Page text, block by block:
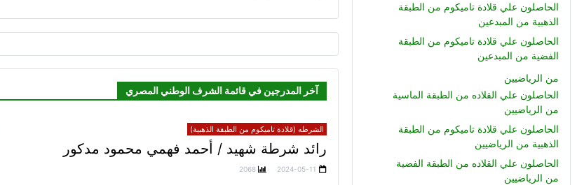
الحاصلون علي قلادة تاميكوم من الطبقة
الذهبية من المبدعين
الحاصلون علي قلادة تاميكوم من الطبقة
الفضية من المبدعين
من الرياضيين
الحاصلون علي القلاده من الطبقة الماسية
من الرياضيين
الحاصلون علي قلادة تاميكوم من الطبقة
الذهبية من الرياضيين
الحاصلون علي القلاده من الطبقة الفضية
من الرياضيين
آخر المدرجين في قائمة الشرف الوطني المصري
الشرطه (قلادة تاميكوم من الطبقة الذهبية)
رائد شرطة شهيد / أحمد فهمي محمود مدكور
2024-05-11
2068